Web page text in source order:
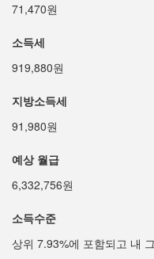
71,470원
소득세
919,880원
지방소득세
91,980원
예상 월급
6,332,756원
소득수준
상위 7.93%에 포함되고 내